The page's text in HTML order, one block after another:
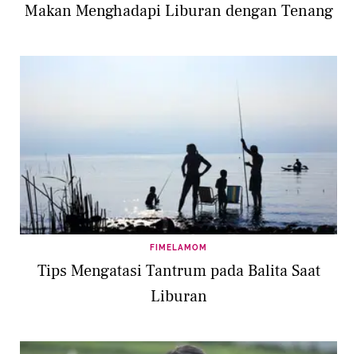
Makan Menghadapi Liburan dengan Tenang
FIMELAMOM
Tips Mengatasi Tantrum pada Balita Saat
Liburan